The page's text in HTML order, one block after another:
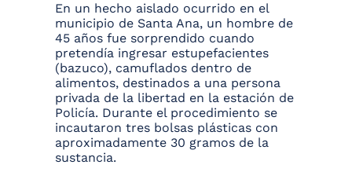
En un hecho aislado ocurrido en el
municipio de Santa Ana, un hombre de
45 años fue sorprendido cuando
pretendía ingresar estupefacientes
(bazuco), camuflados dentro de
alimentos, destinados a una persona
privada de la libertad en la estación de
Policía. Durante el procedimiento se
incautaron tres bolsas plásticas con
aproximadamente 30 gramos de la
sustancia.